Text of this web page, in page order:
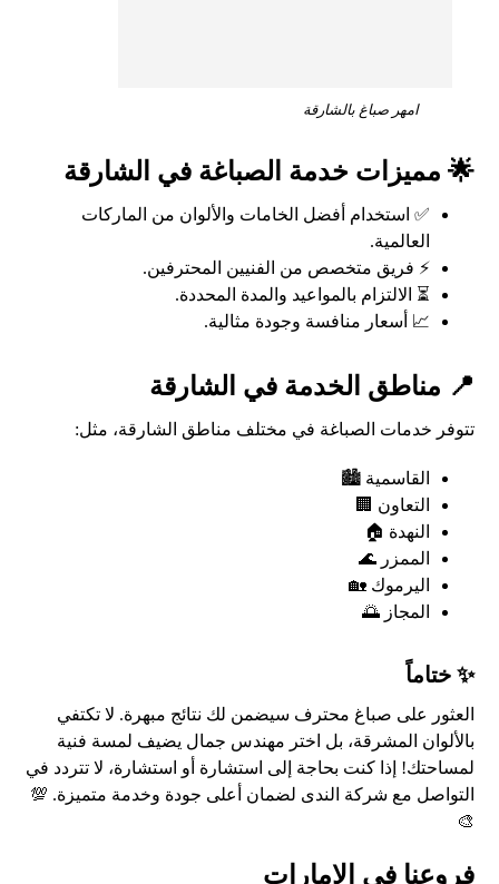
امهر صباغ بالشارقة
🌟 مميزات خدمة الصباغة في الشارقة
✅ استخدام أفضل الخامات والألوان من الماركات
العالمية.
⚡ فريق متخصص من الفنيين المحترفين.
⏳ الالتزام بالمواعيد والمدة المحددة.
📈 أسعار منافسة وجودة مثالية.
📍 مناطق الخدمة في الشارقة
تتوفر خدمات الصباغة في مختلف مناطق الشارقة، مثل:
القاسمية 🏙️
التعاون 🏢
النهدة 🏠
الممزر 🌊
اليرموك 🏡
المجاز 🌅
✨ ختاماً
العثور على صباغ محترف سيضمن لك نتائج مبهرة. لا تكتفي
بالألوان المشرقة، بل اختر مهندس جمال يضيف لمسة فنية
لمساحتك! إذا كنت بحاجة إلى استشارة أو استشارة، لا تتردد في
التواصل مع شركة الندى لضمان أعلى جودة وخدمة متميزة. 💯
🎨
فروعنا في الامارات